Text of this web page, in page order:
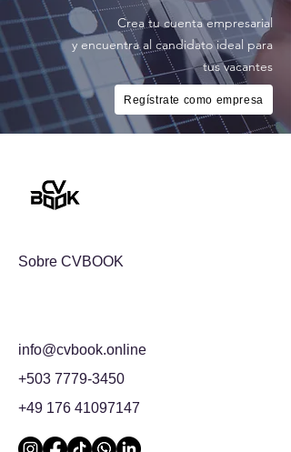
Crea tu cuenta empresarial
y encuentra al candidato ideal para
tus vacantes
Regístrate como empresa
Sobre CVBOOK
info@cvbook.online
+503 7779-3450
+49 176 41097147